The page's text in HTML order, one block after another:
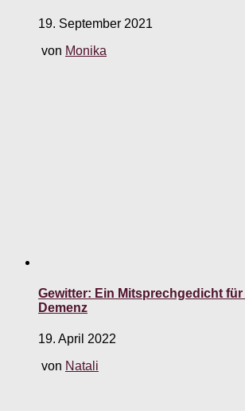
19. September 2021
von Monika
Gewitter: Ein Mitsprechgedicht
Demenz
19. April 2022
von Natali